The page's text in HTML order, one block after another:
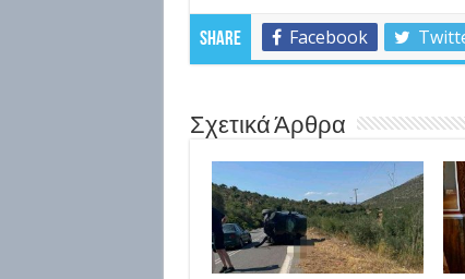
Share Facebook
Σχετικά Άρθρα